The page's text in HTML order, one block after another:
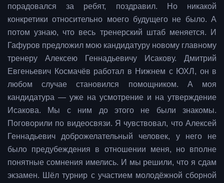
порадовался за ребят, поздравил. Но никакой
конкретики относительно моего будущего не было. А
потом узнаю, что весь тренерский штаб меняется. И
Гафуров предложил мою кандидатуру новому главному
тренеру Алексею Геннадьевичу Исакову. Дмитрий
Евгеньевич Космачёв работал в Нижнем с ЮХЛ, он в
любом случае становился помощником. А моя
кандидатура — уже на усмотрение и на утверждение
Исакова. Мы с ним до этого не были знакомы.
Поговорили по видеосвязи. Я чувствовал, что Алексей
Геннадьевич доброжелательный человек, у него не
было предубеждения в отношении меня, но вполне
понятные сомнения имелись. И мы решили, что я сдам
экзамен. Шёл турнир с участием молодёжной сборной